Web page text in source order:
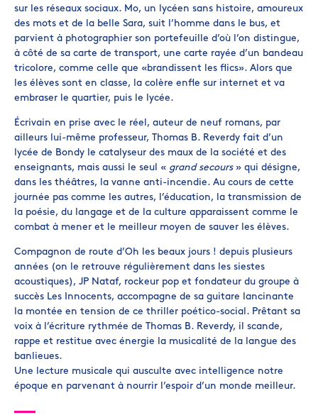
sur les réseaux sociaux. Mo, un lycéen sans histoire, amoureux
des mots et de la belle Sara, suit l’homme dans le bus, et
parvient à photographier son portefeuille d’où l’on distingue,
à côté de sa carte de transport, une carte rayée d’un bandeau
tricolore, comme celle que «brandissent les flics». Alors que
les élèves sont en classe, la colère enfle sur internet et va
embraser le quartier, puis le lycée.
Écrivain en prise avec le réel, auteur de neuf romans, par
ailleurs lui-même professeur, Thomas B. Reverdy fait d’un
lycée de Bondy le catalyseur des maux de la société et des
enseignants, mais aussi le seul « grand secours » qui désigne,
dans les théâtres, la vanne anti-incendie. Au cours de cette
journée pas comme les autres, l’éducation, la transmission de
la poésie, du langage et de la culture apparaissent comme le
combat à mener et le meilleur moyen de sauver les élèves.
Compagnon de route d’Oh les beaux jours ! depuis plusieurs
années (on le retrouve régulièrement dans les siestes
acoustiques), JP Nataf, rockeur pop et fondateur du groupe à
succès Les Innocents, accompagne de sa guitare lancinante
la montée en tension de ce thriller poético-social. Prêtant sa
voix à l’écriture rythmée de Thomas B. Reverdy, il scande,
rappe et restitue avec énergie la musicalité de la langue des
banlieues.
Une lecture musicale qui ausculte avec intelligence notre
époque en parvenant à nourrir l’espoir d’un monde meilleur.